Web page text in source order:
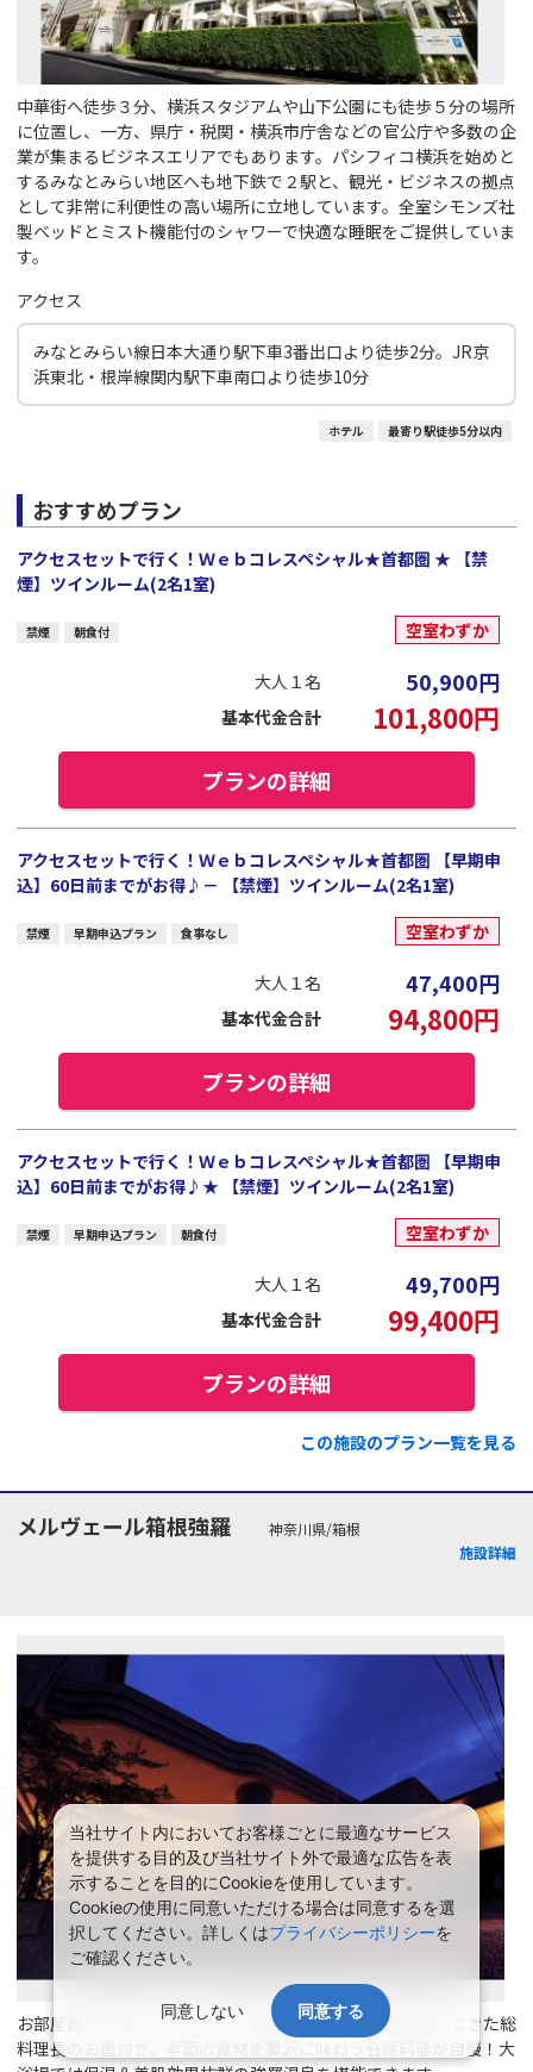
中華街へ徒歩３分、横浜スタジアムや山下公園にも徒歩５分の場所
に位置し、一方、県庁・税関・横浜市庁舎などの官公庁や多数の企
業が集まるビジネスエリアでもあります。パシフィコ横浜を始めと
するみなとみらい地区へも地下鉄で２駅と、観光・ビジネスの拠点
として非常に利便性の高い場所に立地しています。全室シモンズ社
製ベッドとミスト機能付のシャワーで快適な睡眠をご提供していま
す。
アクセス
みなとみらい線日本大通り駅下車3番出口より徒歩2分。JR京
浜東北・根岸線関内駅下車南口より徒歩10分
ホテル 最寄り駅徒歩5分以内
おすすめプラン
アクセスセットで行く！Ｗｅｂコレスペシャル★首都圏 ★ 【禁
煙】ツインルーム(2名1室)
禁煙 朝食付 空室わずか
大人１名 50,900円
基本代金合計 101,800円
プランの詳細
アクセスセットで行く！Ｗｅｂコレスペシャル★首都圏 【早期申
込】60日前までがお得♪－ 【禁煙】ツインルーム(2名1室)
禁煙 早期申込プラン 食事なし 空室わずか
大人１名 47,400円
基本代金合計 94,800円
プランの詳細
アクセスセットで行く！Ｗｅｂコレスペシャル★首都圏 【早期申
込】60日前までがお得♪★ 【禁煙】ツインルーム(2名1室)
禁煙 早期申込プラン 朝食付 空室わずか
大人１名 49,700円
基本代金合計 99,400円
プランの詳細
この施設のプラン一覧を見る
メルヴェール箱根強羅
神奈川県/箱根
施設詳細
お部屋食での滞在もおすすめ♪高級料亭で長らく腕を磨いてきた総
料理長のお墨付き。季節の食材を贅沢に味わう会席料理が自慢！大
当社サイト内においてお客様ごとに最適なサービス
を提供する目的及び当社サイト外で最適な広告を表
示することを目的にCookieを使用しています。
Cookieの使用に同意いただける場合は同意するを選
択してください。詳しくはプライバシーポリシーを
ご確認ください。
同意しない 同意する